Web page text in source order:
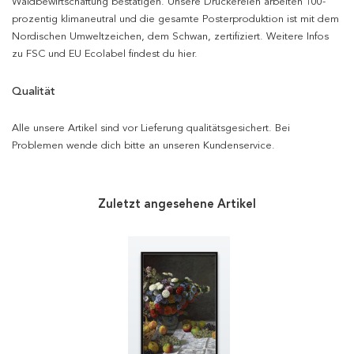
prozentig klimaneutral und die gesamte Posterproduktion ist mit dem
Nordischen Umweltzeichen, dem Schwan, zertifiziert. Weitere Infos
zu FSC und EU Ecolabel findest du hier.
Qualität
Alle unsere Artikel sind vor Lieferung qualitätsgesichert. Bei
Problemen wende dich bitte an unseren Kundenservice.
Zuletzt angesehene Artikel